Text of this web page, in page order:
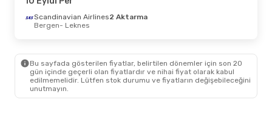
Scandinavian Airlines2 Aktarma
Bergen- Leknes
Bu sayfada gösterilen fiyatlar, belirtilen dönemler için son 20
gün içinde geçerli olan fiyatlardır ve nihai fiyat olarak kabul
edilmemelidir. Lütfen stok durumu ve fiyatların değişebileceğini
unutmayın.